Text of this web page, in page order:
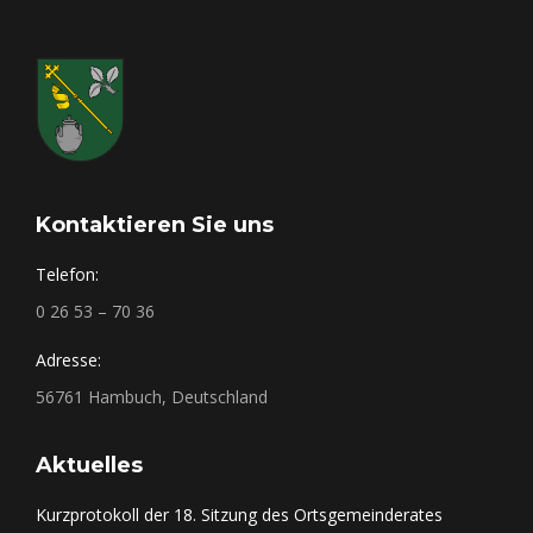
Kontaktieren Sie uns
Telefon:
0 26 53 – 70 36
Adresse:
56761 Hambuch, Deutschland
Aktuelles
Kurzprotokoll der 18. Sitzung des Ortsgemeinderates